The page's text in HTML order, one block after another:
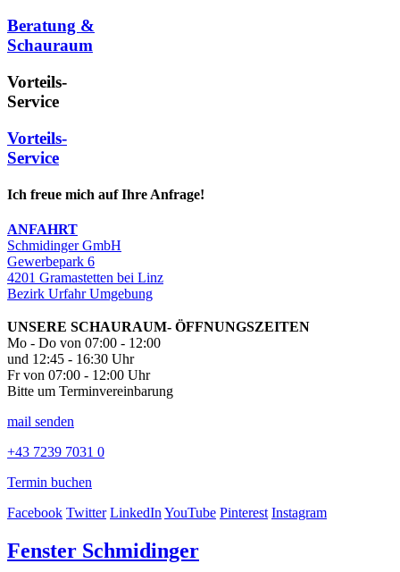
Beratung &
Schauraum
Vorteils-
Service
Vorteils-
Service
Ich freue mich auf Ihre Anfrage!
ANFAHRT
Schmidinger GmbH
Gewerbepark 6
4201 Gramastetten bei Linz
Bezirk Urfahr Umgebung
UNSERE SCHAURAUM- ÖFFNUNGSZEITEN
Mo - Do von 07:00 - 12:00
und 12:45 - 16:30 Uhr
Fr von 07:00 - 12:00 Uhr
Bitte um Terminvereinbarung
mail senden
+43 7239 7031 0
Termin buchen
Facebook Twitter LinkedInYouTube Pinterest Instagram
Fenster Schmidinger